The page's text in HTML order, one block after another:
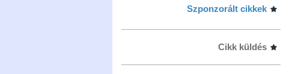
Szponzorált cikkek
Cikk küldés